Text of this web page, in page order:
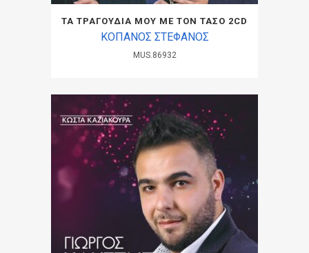
TA ΤΡΑΓΟΥΔΙΑ ΜΟΥ ΜΕ ΤΟΝ ΤΑΣΟ 2CD
ΚΟΠΑΝΟΣ ΣΤΕΦΑΝΟΣ
MUS.86932